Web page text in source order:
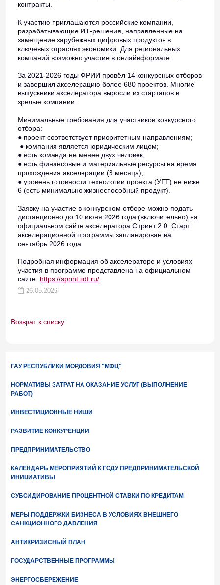
ГАУ РЕСПУБЛИКИ МОРДОВИЯ "МФЦ"
НОРМАТИВЫ ЗАТРАТ НА ОКАЗАНИЕ УСЛУГ (ВЫПОЛНЕНИЕ
РАБОТ)
ИНВЕСТИЦИОННЫЕ НИШИ
РАЗВИТИЕ КОНКУРЕНЦИИ
ПРЕДПРИНИМАТЕЛЬСТВО
КАЛЕНДАРЬ МЕРОПРИЯТИЙ К ГОДУ ПРЕДПРИНИМАТЕЛЬСКОЙ
ИНИЦИАТИВЫ
СУБСИДИРОВАНИЕ ПРОЦЕНТНОЙ СТАВКИ ПО КРЕДИТАМ
МЕРЫ ПОДДЕРЖКИ БИЗНЕСА В УСЛОВИЯХ ВНЕШНЕГО
САНКЦИОННОГО ДАВЛЕНИЯ
АНТИКРИЗИСНЫЙ ПЛАН
ГОСУДАРСТВЕННЫЕ ПРОГРАММЫ
ЭНЕРГОСБЕРЕЖЕНИЕ
контракты.
К участию приглашаются российские компании,
разрабатывающие ИТ-решения, направленные на
замещение зарубежных цифровых продуктов в
ключевых отраслях экономики. Для региональных
компаний возможно участие в онлайнформате.
За 2021-2026 годы ФРИИ провёл 14 конкурсных отборов
и завершил акселерацию более 680 проектов. Многие
выпускники акселератора выросли из стартапов в
зрелые компании.
Минимальные требования для участников конкурсного
отбора:
● проект соответствует приоритетным направлениям;
● компания является юридическим лицом;
● есть команда не менее двух человек;
● есть финансовые и материальные ресурсы на время
прохождения акселерации (3 месяца);
● уровень готовности технологии проекта (УГТ) не ниже
6 (есть минимально жизнеспособный продукт).
Заявку на участие в конкурсном отборе можно подать
дистанционно до 10 июня 2026 года (включительно) на
официальном сайте акселератора Спринт 2.0. Старт
акселерационной программы запланирован на
сентябрь 2026 года.
Подробная информация об акселераторе и условиях
участия в программе представлена на официальном
сайте: https://sprint.iidf.ru/
26.05.2026
Возврат к списку